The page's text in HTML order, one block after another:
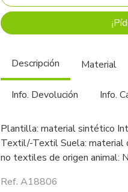
Descripción Material
Info. Devolución Info.
Plantilla: material sintético
Textil/-Textil Suela: material
no textiles de origen animal:
Ref. A18806